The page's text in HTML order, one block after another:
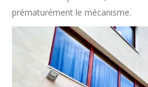
prématurément le mécanisme.